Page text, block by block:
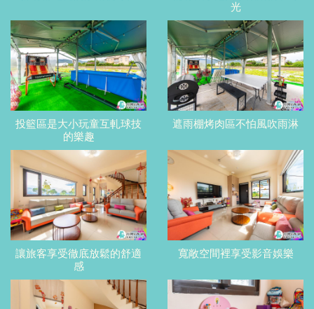
光
投籃區是大小玩童互軋球技
的樂趣
遮雨棚烤肉區不怕風吹雨淋
讓旅客享受徹底放鬆的舒適
感
寬敞空間裡享受影音娛樂